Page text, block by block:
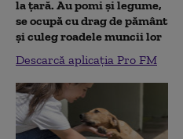
la țară. Au pomi și legume,
se ocupă cu drag de pământ
și culeg roadele muncii lor
Descarcă aplicația Pro FM